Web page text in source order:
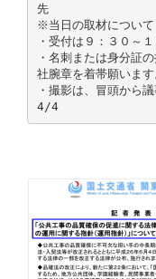
先
※当日の取材について
・受付は９：３０～
・名刺または身分証
社腕章を着帯願います
・撮影は、冒頭から
4/4